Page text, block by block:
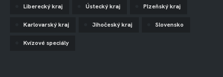
Liberecký kraj Ústecký kraj Plzeňský kraj
Karlovarský kraj Jihočeský kraj Slovensko
Kvízové speciály